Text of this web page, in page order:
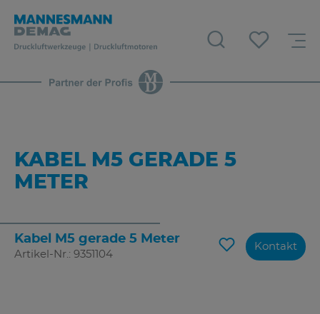
KABEL M5 GERADE 5
METER
Kabel M5 gerade 5 Meter
Artikel-Nr.: 9351104
Kontakt